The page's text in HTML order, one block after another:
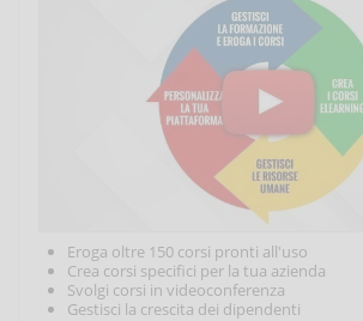
Eroga oltre 150 corsi pronti all'uso
Crea corsi specifici per la tua azienda
Svolgi corsi in videoconferenza
Gestisci la crescita dei dipendenti